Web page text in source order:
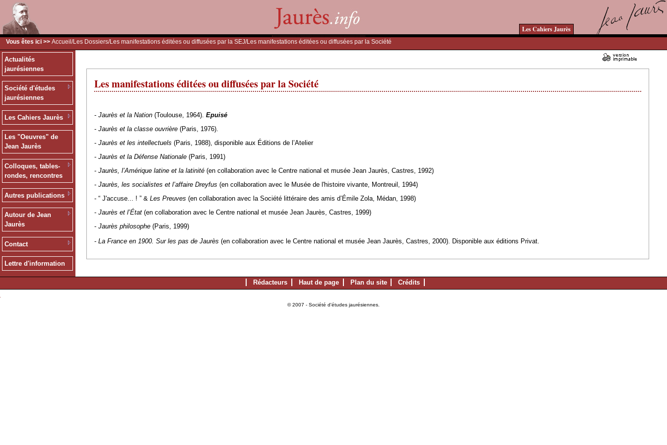
Les Cahiers Jaurès
Vous êtes ici >> Accueil /Les Dossiers/Les manifestations éditées ou diffusées par la SEJ/Les manifestations éditées ou diffusées par la Société
Actualités
jaurésiennes
Société d'études
jaurésiennes
Les Cahiers Jaurès
Les "Oeuvres" de
Jean Jaurès
Colloques, tables-
rondes, rencontres
Autres publications
Autour de Jean
Jaurès
Contact
Lettre d'information
Les manifestations éditées ou diffusées par la Société
- Jaurès et la Nation (Toulouse, 1964). Epuisé
- Jaurès et la classe ouvrière (Paris, 1976).
- Jaurès et les intellectuels (Paris, 1988), disponible aux Éditions de l’Atelier
- Jaurès et la Défense Nationale (Paris, 1991)
- Jaurès, l’Amérique latine et la latinité (en collaboration avec le Centre national et musée Jean Jaurès, Castres, 1992)
- Jaurès, les socialistes et l’affaire Dreyfus (en collaboration avec le Musée de l'histoire vivante, Montreuil, 1994)
- “ J'accuse... ! ” & Les Preuves (en collaboration avec la Société littéraire des amis d’Émile Zola, Médan, 1998)
- Jaurès et l’État (en collaboration avec le Centre national et musée Jean Jaurès, Castres, 1999)
- Jaurès philosophe (Paris, 1999)
- La France en 1900. Sur les pas de Jaurès (en collaboration avec le Centre national et musée Jean Jaurès, Castres, 2000). Disponible aux éditions Privat.
Rédacteurs Haut de page Plan du site Crédits
© 2007 - Société d'études jaurésiennes.